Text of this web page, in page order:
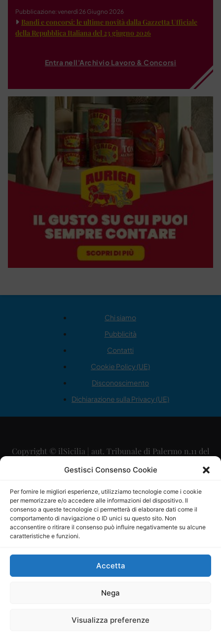
Gestisci Consenso Cookie
Per fornire le migliori esperienze, utilizziamo tecnologie come i cookie
per memorizzare e/o accedere alle informazioni del dispositivo. Il
consenso a queste tecnologie ci permetterà di elaborare dati come il
comportamento di navigazione o ID unici su questo sito. Non
acconsentire o ritirare il consenso può influire negativamente su alcune
caratteristiche e funzioni.
Accetta
Nega
Visualizza preferenze
Pubblicazione: venerdì 26 Giugno 2026
Bandi e concorsi: le ultime novità dalla Gazzetta Ufficiale
della Repubblica Italiana del 23 giugno 2026
Entra nell'Archivio Lavoro & Concorsi
Chi siamo
Pubblicità
Contatti
Cookie Policy (UE)
Disconoscimento
Dichiarazione sulla Privacy (UE)
Copyright © ilSicilia | aut. Tribunale di Palermo n.11 del
29/09/2015
Direttore Editoriale: Maurizio Scaglione
Direttore Responsabile: Maria Calabrese
P.IVA: 06334930820
Mercurio Comunicazione Società Cooperativa a r.l. è
iscritta al Registro degli Operatori di Comunicazione al
Sito gestito daLa Digitale srl–info@ladigitale.it